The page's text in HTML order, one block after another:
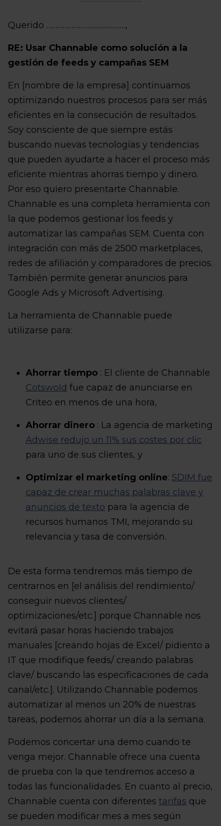
Querido …………………………..…………,
RE: Usar Channable como solución a la
gestión de feeds y campañas SEM
En [nombre de la empresa] continuamos
optimizando nuestros procesos para ser más
eficientes en la consecución de resultados.
Soy consciente de que siempre estás
buscando nuevas tecnologías y tendencias
que pueden ayudarte a hacer el proceso más
eficiente mientras ahorras tiempo y dinero.
Por eso quiero presentarte Channable.
Channable es una completa herramienta con
la que podemos gestionar los feeds y
automatizar las campañas SEM. Cuenta con
integración con más de 2500 marketplaces,
redes de afiliación y comparadores de precios.
También permite generar anuncios para
Google Ads y Microsoft Advertising.
La herramienta de Channable puede
utilizarse para:
Ahorrar tiempo : El cliente de Channable
Cotswold fue capaz de anunciarse en
Criteo en menos de una hora,
Ahorrar dinero : La agencia de marketing
Adwise redujo un 11% sus costes por clic
para uno de sus clientes, y
Optimizar el marketing online: SDIM fue
capaz de crear muchas palabras clave y
anuncios de texto para la agencia de
recursos humanos TMI, mejorando su
relevancia y tasa de conversión.
De esta forma tendremos más tiempo de
centrarnos en [el análisis del rendimiento/
conseguir nuevos clientes/
optimizaciones/etc.] porque Channable nos
evitará pasar horas haciendo trabajos
manuales [creando hojas de Excel/ pidiento a
IT que modifique feeds/ creando palabras
clave/ buscando las especificaciones de cada
canal/etc.]. Utilizando Channable podemos
automatizar al menos un 20% de nuestras
tareas, podemos ahorrar un día a la semana.
Podemos concertar una demo cuando te
venga mejor. Channable ofrece una cuenta
de prueba con la que tendremos acceso a
todas las funcionalidades. En cuanto al precio,
Channable cuenta con diferentes tarifas que
se pueden modificar mes a mes según